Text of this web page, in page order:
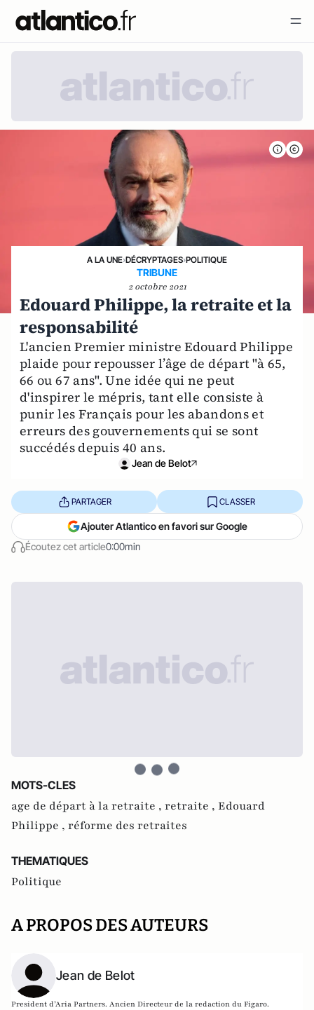
A LA UNE›DÉCRYPTAGES›POLITIQUE
TRIBUNE
2 octobre 2021
Edouard Philippe, la retraite et la
responsabilité
L'ancien Premier ministre Edouard Philippe
plaide pour repousser l’âge de départ "à 65,
66 ou 67 ans". Une idée qui ne peut
d'inspirer le mépris, tant elle consiste à
punir les Français pour les abandons et
erreurs des gouvernements qui se sont
succédés depuis 40 ans.
Jean de Belot
Écoutez cet article0:00min
PARTAGER CLASSER
Ajouter Atlantico en favori sur Google
MOTS-CLES
age de départ à la retraite , retraite , Edouard
Philippe , réforme des retraites
THEMATIQUES
Politique
A PROPOS DES AUTEURS
Jean de Belot
President d’Aria Partners. Ancien Directeur de la redaction du Figaro.